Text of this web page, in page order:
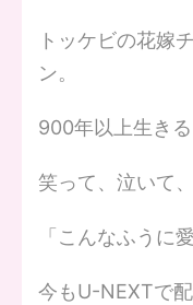
トッケビの花嫁
ン。
900年以上生き
笑って、泣いて、
「こんなふうに
今もU-NEXTで配